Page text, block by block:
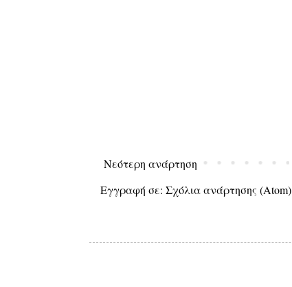
Νεότερη ανάρτηση
Εγγραφή σε: Σχόλια ανάρτησης (Atom)